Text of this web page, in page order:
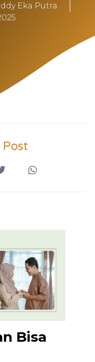
Eka Putra
Post
Bisa